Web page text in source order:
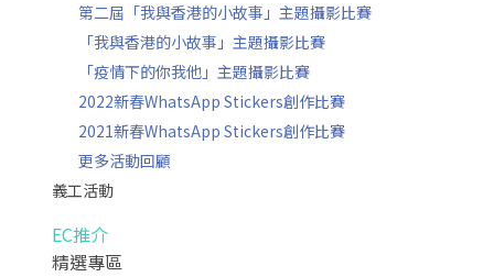
第二屆「我與香港的小故事」主題攝影比賽
「我與香港的小故事」主題攝影比賽
「疫情下的你我他」主題攝影比賽
2022新春WhatsApp Stickers創作比賽
2021新春WhatsApp Stickers創作比賽
更多活動回顧
義工活動
EC推介
精選專區